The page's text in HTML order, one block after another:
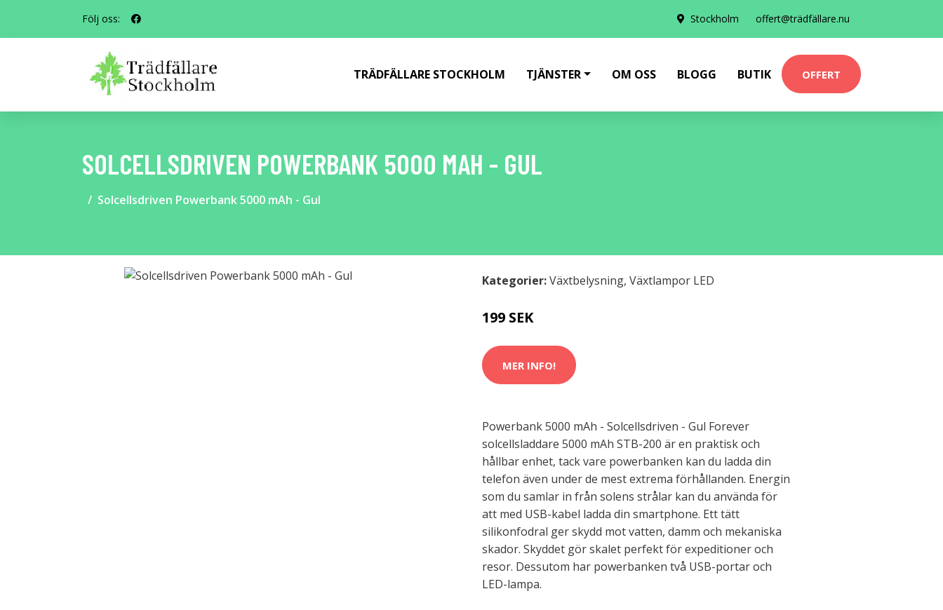
Följ oss: Stockholm offert@trädfällare.nu
TRÄDFÄLLARE STOCKHOLM TJÄNSTER OM OSS BLOGG BUTIK OFFERT
SOLCELLSDRIVEN POWERBANK 5000 MAH - GUL
Solcellsdriven Powerbank 5000 mAh - Gul
Kategorier:Växtbelysning, Växtlampor LED
199 SEK
MER INFO!
Powerbank 5000 mAh - Solcellsdriven - Gul Forever
solcellsladdare 5000 mAh STB-200 är en praktisk och
hållbar enhet, tack vare powerbanken kan du ladda din
telefon även under de mest extrema förhållanden. Energin
som du samlar in från solens strålar kan du använda för
att med USB-kabel ladda din smartphone. Ett tätt
silikonfodral ger skydd mot vatten, damm och mekaniska
skador. Skyddet gör skalet perfekt för expeditioner och
resor. Dessutom har powerbanken två USB-portar och
LED-lampa.